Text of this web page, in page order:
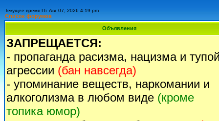
Текущее время Пт Авг 07, 2026 4:19 pm
Список форумов
Объявления
ЗАПРЕЩАЕТСЯ:
- пропаганда расизма, нацизма и
агрессии (бан навсегда)
- упоминание веществ, наркомании и
алкоголизма в любом виде (кроме
топика юмор)